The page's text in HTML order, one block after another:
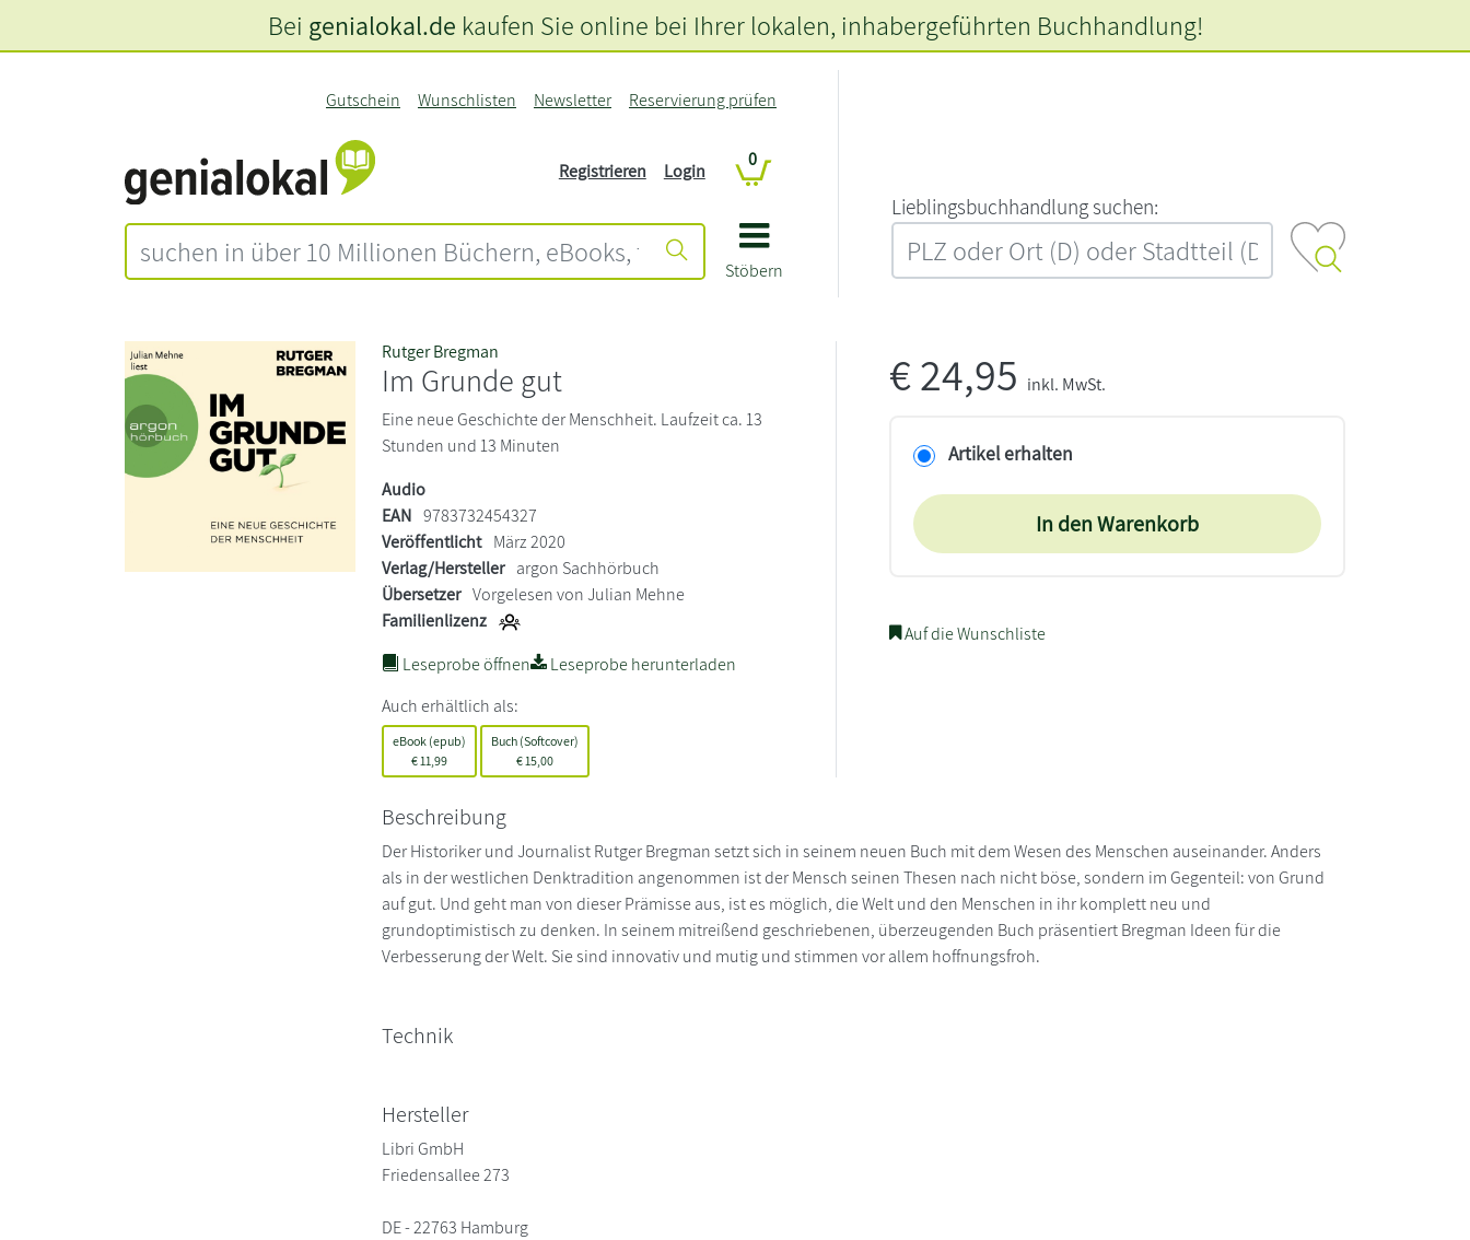
Stöbern
Gutschein Wunschlisten Newsletter Reservierung prüfen
Registrieren Login
0
L‍i‍e‍b‍l‍i‍n‍g‍s‍b‍u‍c‍h‍h‍a‍n‍d‍l‍u‍n‍g‍ ‍s‍u‍c‍h‍e‍n‍:‍
Bei genialokal.de kaufen Sie online bei Ihrer lokalen, inhabergeführten Buchhandlung!
Rutger Bregman
Im Grunde gut
Eine neue Geschichte der Menschheit. Laufzeit ca. 13
Stunden und 13 Minuten
Audio
EAN 9783732454327
Veröffentlicht März 2020
Verlag/Hersteller argon Sachhörbuch
Übersetzer Vorgelesen von Julian Mehne
Familienlizenz
Leseprobe öffnen
Leseprobe herunterladen
Auch erhältlich als:
eBook (epub)
€ 11,99
Buch (Softcover)
€ 15,00
€24,95 inkl. MwSt.
Artikel erhalten
In den Warenkorb
Auf die Wunschliste
Beschreibung
Der Historiker und Journalist Rutger Bregman setzt sich in seinem neuen Buch mit dem Wesen des Menschen auseinander. Anders
als in der westlichen Denktradition angenommen ist der Mensch seinen Thesen nach nicht böse, sondern im Gegenteil: von Grund
auf gut. Und geht man von dieser Prämisse aus, ist es möglich, die Welt und den Menschen in ihr komplett neu und
grundoptimistisch zu denken. In seinem mitreißend geschriebenen, überzeugenden Buch präsentiert Bregman Ideen für die
Verbesserung der Welt. Sie sind innovativ und mutig und stimmen vor allem hoffnungsfroh.
Technik
Hersteller
Libri GmbH
Friedensallee 273
DE - 22763 Hamburg